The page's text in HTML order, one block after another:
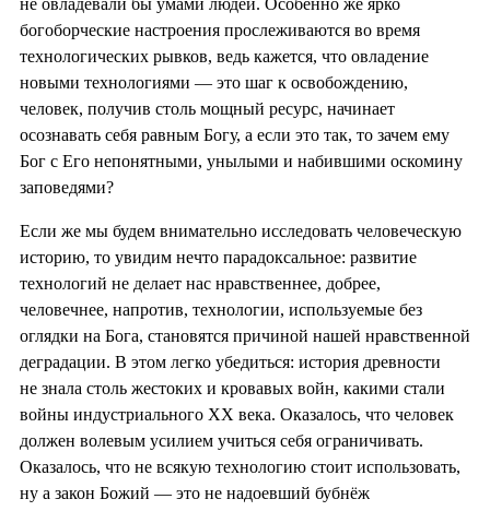
богоборческие настроения прослеживаются во время
технологических рывков, ведь кажется, что овладение
новыми технологиями — это шаг к освобождению,
человек, получив столь мощный ресурс, начинает
осознавать себя равным Богу, а если это так, то зачем ему
Бог с Его непонятными, унылыми и набившими оскомину
заповедями?
Если же мы будем внимательно исследовать человеческую
историю, то увидим нечто парадоксальное: развитие
технологий не делает нас нравственнее, добрее,
человечнее, напротив, технологии, используемые без
оглядки на Бога, становятся причиной нашей нравственной
деградации. В этом легко убедиться: история древности
не знала столь жестоких и кровавых войн, какими стали
войны индустриального XX века. Оказалось, что человек
должен волевым усилием учиться себя ограничивать.
Оказалось, что не всякую технологию стоит использовать,
ну а закон Божий — это не надоевший бубнёж